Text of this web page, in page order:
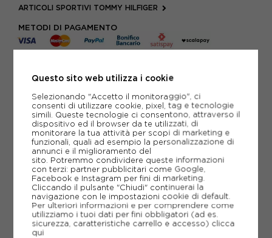
ARTICOLI SPORTIVI TOMMY HILFIGER
METODI DI PAGAMENTO
PIÙ INFORMAZIONI
SCHEDA TECNICA
GUIDA ALLE TAGLIE
CONSIGLIATI DA NOI
Questo sito web utilizza i cookie
Selezionando "Accetto il monitoraggio", ci
consenti di utilizzare cookie, pixel, tag e tecnologie
simili. Queste tecnologie ci consentono, attraverso il
dispositivo ed il browser da te utilizzati, di
monitorare la tua attività per scopi di marketing e
funzionali, quali ad esempio la personalizzazione di
annunci e il miglioramento del
sito. Potremmo condividere queste informazioni
con terzi: partner pubblicitari come Google,
Facebook e Instagram per fini di marketing.
Cliccando il pulsante "Chiudi" continuerai la
navigazione con le impostazioni cookie di default.
Per ulteriori informazioni e per comprendere come
utilizziamo i tuoi dati per fini obbligatori (ad es.
sicurezza, caratteristiche carrello e accesso) clicca
qui